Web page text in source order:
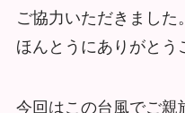
ご協力いただきました。
ほんとうにありがとう
今回はこの台風でご親